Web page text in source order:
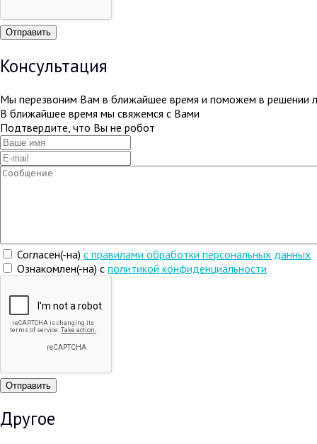
Консультация
Мы перезвоним Вам в ближайшее время и поможем в решении
В ближайшее время мы свяжемся с Вами
Подтвердите, что Вы не робот
Согласен(-на) c правилами обработки персональных данных
Ознакомлен(-на) с политикой конфиденциальности
Другое